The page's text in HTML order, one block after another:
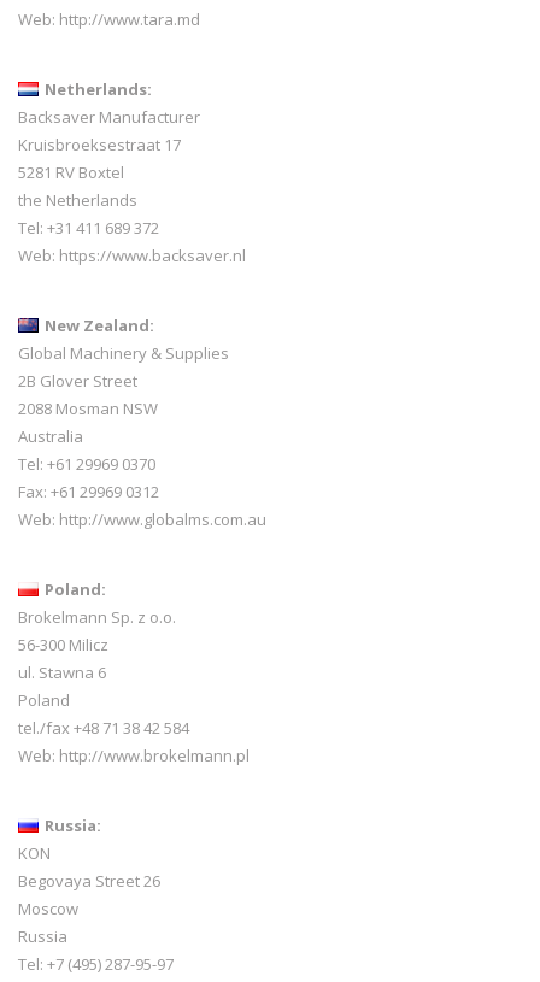
Web: http://www.tara.md
Netherlands:
Backsaver Manufacturer
Kruisbroeksestraat 17
5281 RV Boxtel
the Netherlands
Tel: +31 411 689 372
Web: https://www.backsaver.nl
New Zealand:
Global Machinery & Supplies
2B Glover Street
2088 Mosman NSW
Australia
Tel: +61 29969 0370
Fax: +61 29969 0312
Web: http://www.globalms.com.au
Poland:
Brokelmann Sp. z o.o.
56-300 Milicz
ul. Stawna 6
Poland
tel./fax +48 71 38 42 584
Web: http://www.brokelmann.pl
Russia:
KON
Begovaya Street 26
Moscow
Russia
Tel: +7 (495) 287-95-97